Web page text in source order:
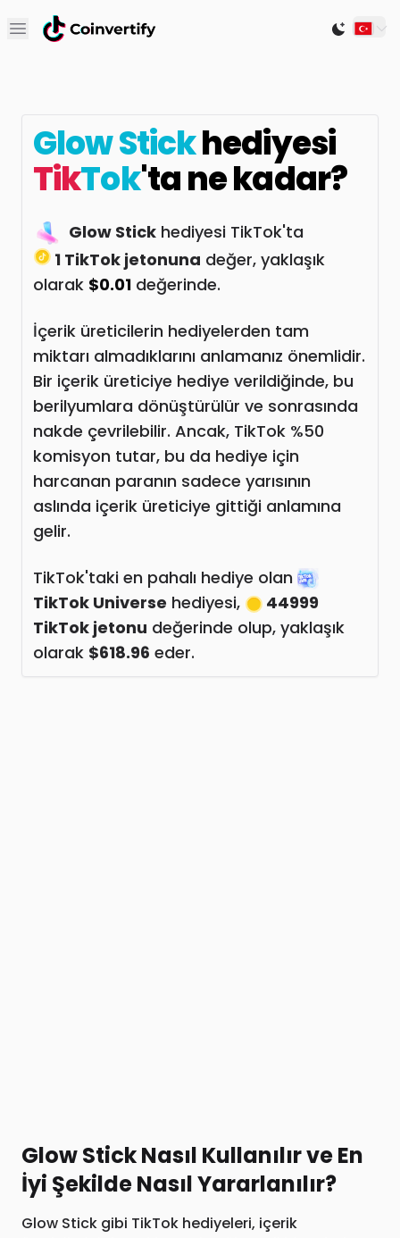
Open main menu Switch
Glow Stickhediyesi
TikTok'ta ne kadar?
Glow Stick hediyesi TikTok'ta
1 TikTok jetonuna değer, yaklaşık
olarak $0.01 değerinde.
İçerik üreticilerin hediyelerden tam
miktarı almadıklarını anlamanız önemlidir.
Bir içerik üreticiye hediye verildiğinde, bu
berilyumlara dönüştürülür ve sonrasında
nakde çevrilebilir. Ancak, TikTok %50
komisyon tutar, bu da hediye için
harcanan paranın sadece yarısının
aslında içerik üreticiye gittiği anlamına
gelir.
TikTok'taki en pahalı hediye olan
TikTok Universe hediyesi,
44999
TikTok jetonu değerinde olup, yaklaşık
olarak $618.96 eder.
Glow Stick Nasıl Kullanılır ve En
İyi Şekilde Nasıl Yararlanılır?
Glow Stick gibi TikTok hediyeleri, içerik